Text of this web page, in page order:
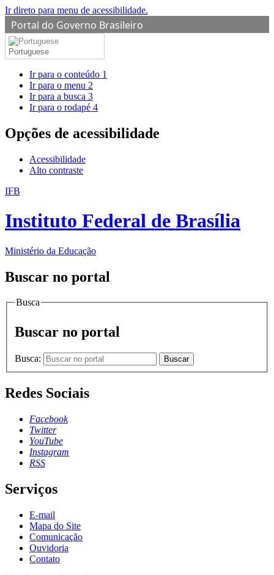
Ir direto para menu de acessibilidade.
Portal do Governo Brasileiro
Portuguese
Ir para o conteúdo 1
Ir para o menu 2
Ir para a busca 3
Ir para o rodapé 4
Opções de acessibilidade
Acessibilidade
Alto contraste
IFB
Instituto Federal de Brasília
Ministério da Educação
Buscar no portal
Busca
Buscar no portal
Busca: Buscar
Redes Sociais
Facebook
Twitter
YouTube
Instagram
RSS
Serviços
E-mail
Mapa do Site
Comunicação
Ouvidoria
Contato